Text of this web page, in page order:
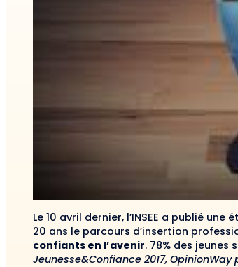
Le 10 avril dernier, l’INSEE a publié
20 ans le parcours d’insertion
confiants en l’avenir. 78% des
Jeunesse&Confiance 2017, OpinionWay